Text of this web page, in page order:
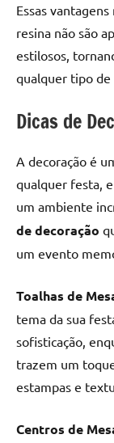
Essas
resina não são
estilosos,
qualquer tipo de
Dicas de
A decoração é
qualquer festa,
um ambiente
de decoração
um evento
Toalhas de
tema da sua
sofisticação,
trazem um
estampas e
Centros de